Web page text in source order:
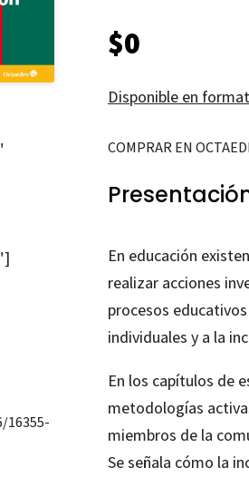
16355-
$0
Disponible en
COMPRAR EN
En educación
realizar acciones
procesos
individuales y a la
En los capítulos de
metodologías
miembros de la
Se señala cómo la